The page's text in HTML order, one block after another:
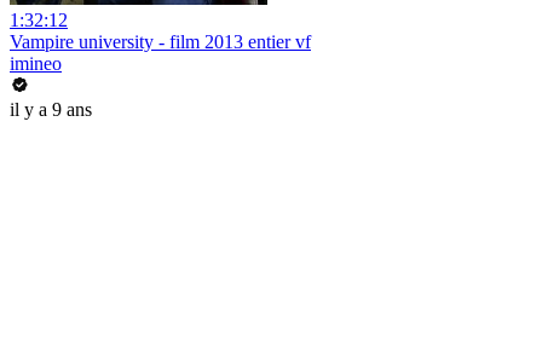
1:32:12
Vampire university - film 2013 entier vf
imineo
il y a 9 ans